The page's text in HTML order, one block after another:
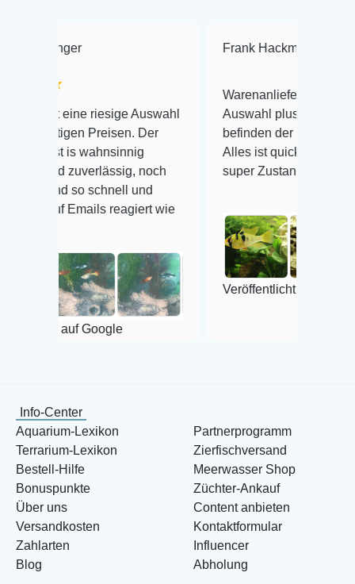
Auswahl
Der
noch
und
reagiert wie
Frank Hackmayer ★★★★
Warenanlieferung Top und die
Auswahl plus gesundheitliches
befinden der Fische einwandfrei.
Alles ist quick lebendig und im
super Zustand. Gerne wieder 😃
Veröffentlicht auf Google
Info-Center
Aquarium-Lexikon
Terrarium-Lexikon
Bestell-Hilfe
Bonuspunkte
Über uns
Versandkosten
Zahlarten
Blog
Partnerprogramm
Zierfischversand
Meerwasser Shop
Züchter-Ankauf
Content anbieten
Kontaktformular
Influencer
Abholung